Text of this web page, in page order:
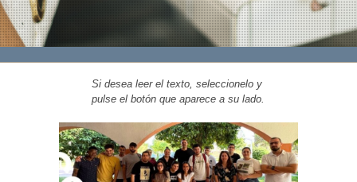
Si desea leer el texto, seleccionelo y
pulse el botón que aparece a su lado.